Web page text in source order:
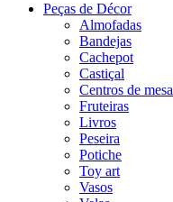
Peças de Décor
Almofadas
Bandejas
Cachepot
Castiçal
Centros de mesa
Fruteiras
Livros
Peseira
Potiche
Toy art
Vasos